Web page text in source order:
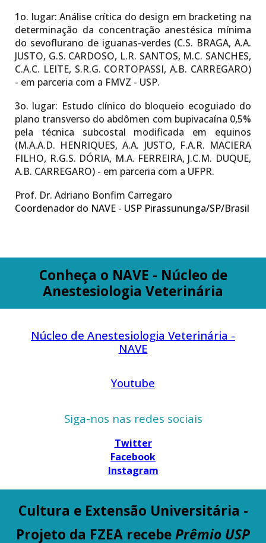
1o. lugar: Análise crítica do design em bracketing na
determinação da concentração anestésica mínima
do sevoflurano de iguanas-verdes (C.S. BRAGA, A.A.
JUSTO, G.S. CARDOSO, L.R. SANTOS, M.C. SANCHES,
C.A.C. LEITE, S.R.G. CORTOPASSI, A.B. CARREGARO)
- em parceria com a FMVZ - USP.
3o. lugar: Estudo clínico do bloqueio ecoguiado do
plano transverso do abdômen com bupivacaína 0,5%
pela técnica subcostal modificada em equinos
(M.A.A.D. HENRIQUES, A.A. JUSTO, F.A.R. MACIERA
FILHO, R.G.S. DÓRIA, M.A. FERREIRA, J.C.M. DUQUE,
A.B. CARREGARO) - em parceria com a UFPR.
Prof. Dr. Adriano Bonfim Carregaro
Coordenador do NAVE - USP Pirassununga/SP/Brasil
Conheça o NAVE - Núcleo de
Anestesiologia Veterinária
Núcleo de Anestesiologia Veterinária -
NAVE
Youtube
Siga-nos nas redes sociais
Twitter
Facebook
Instagram
Cultura e Extensão Universitária -
Projeto da FZEA recebePrêmio USP